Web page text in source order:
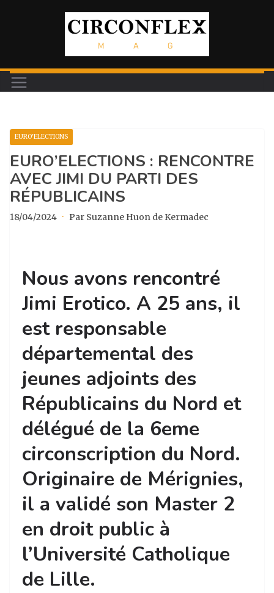
EURO'ELECTIONS
EURO’ELECTIONS : RENCONTRE
AVEC JIMI DU PARTI DES
RÉPUBLICAINS
18/04/2024 · Par Suzanne Huon de Kermadec
Nous avons rencontré
Jimi Erotico. A 25 ans, il
est responsable
départemental des
jeunes adjoints des
Républicains du Nord et
délégué de la 6eme
circonscription du Nord.
Originaire de Mérignies,
il a validé son Master 2
en droit public à
l’Université Catholique
de Lille.